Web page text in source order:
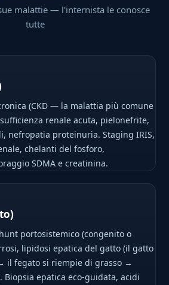
malattie — l'internista le conosce
tutte
(CKD — la malattia più comune
renale acuta, pielonefrite,
nefropatia proteinuria. Staging IRIS,
chelanti del fosforo,
SDMA e creatinina.
portosistemico (congenito o
lipidosi epatica del gatto (il gatto
il fegato si riempie di grasso →
Biopsia epatica eco-guidata, acidi